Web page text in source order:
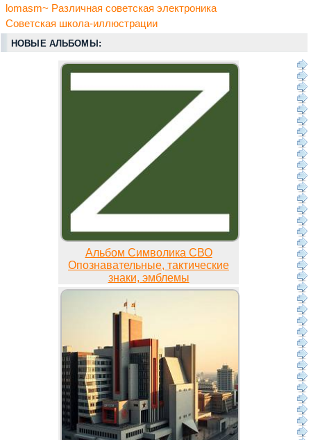
lomasm~ Различная советская электроника
Советская школа-иллюстрации
НОВЫЕ АЛЬБОМЫ:
Альбом Символика СВО
Опознавательные, тактические
знаки, эмблемы